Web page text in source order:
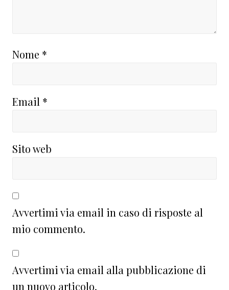
Nome *
Email *
Sito web
Avvertimi via email in caso di risposte al
mio commento.
Avvertimi via email alla pubblicazione di
un nuovo articolo.